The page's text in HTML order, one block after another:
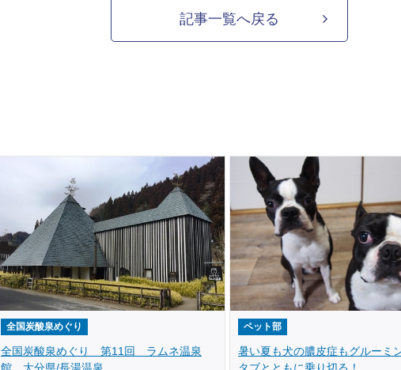
記事一覧へ戻る
全国炭酸泉めぐり
全国炭酸泉めぐり 第11回 ラムネ温泉
館 大分県/長湯温泉
ペット部
暑い夏も犬の膿皮症もグルーミ
タブとともに乗り切る！